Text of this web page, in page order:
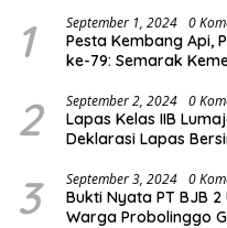
1 September 1, 2024 0
Pesta Kembang Api,
ke-79: Semarak
2 September 2, 2024 0
Lapas Kelas IIB
Deklarasi Lapas
3 September 3, 2024 0
Bukti Nyata PT BJB
Warga Probolinggo